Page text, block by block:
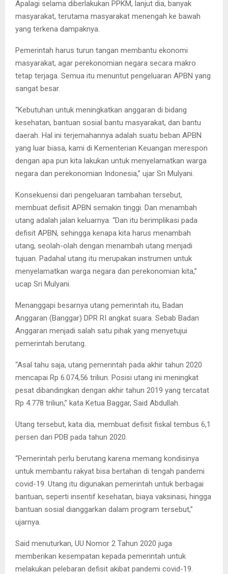
Apalagi selama diberlakukan PPKM, lanjut dia, banyak
masyarakat, terutama masyarakat menengah ke bawah
yang terkena dampaknya.
Pemerintah harus turun tangan membantu ekonomi
masyarakat, agar perekonomian negara secara makro
tetap terjaga. Semua itu menuntut pengeluaran APBN yang
sangat besar.
“Kebutuhan untuk meningkatkan anggaran di bidang
kesehatan, bantuan sosial bantu masyarakat, dan bantu
daerah. Hal ini terjemahannya adalah suatu beban APBN
yang luar biasa, kami di Kementerian Keuangan merespon
dengan apa pun kita lakukan untuk menyelamatkan warga
negara dan perekonomian Indonesia,” ujar Sri Mulyani.
Konsekuensi dari pengeluaran tambahan tersebut,
membuat defisit APBN semakin tinggi. Dan menambah
utang adalah jalan keluarnya. “Dan itu berimplikasi pada
defisit APBN, sehingga kenapa kita harus menambah
utang, seolah-olah dengan menambah utang menjadi
tujuan. Padahal utang itu merupakan instrumen untuk
menyelamatkan warga negara dan perekonomian kita,”
ucap Sri Mulyani.
Menanggapi besarnya utang pemerintah itu, Badan
Anggaran (Banggar) DPR RI angkat suara. Sebab Badan
Anggaran menjadi salah satu pihak yang menyetujui
pemerintah berutang.
“Asal tahu saja, utang pemerintah pada akhir tahun 2020
mencapai Rp 6.074,56 triliun. Posisi utang ini meningkat
pesat dibandingkan dengan akhir tahun 2019 yang tercatat
Rp 4.778 triliun,” kata Ketua Baggar, Said Abdullah.
Utang tersebut, kata dia, membuat defisit fiskal tembus 6,1
persen dari PDB pada tahun 2020.
“Pemerintah perlu berutang karena memang kondisinya
untuk membantu rakyat bisa bertahan di tengah pandemi
covid-19. Utang itu digunakan pemerintah untuk berbagai
bantuan, seperti insentif kesehatan, biaya vaksinasi, hingga
bantuan sosial dianggarkan dalam program tersebut,”
ujarnya.
Said menuturkan, UU Nomor 2 Tahun 2020 juga
memberikan kesempatan kepada pemerintah untuk
melakukan pelebaran defisit akibat pandemi covid-19.